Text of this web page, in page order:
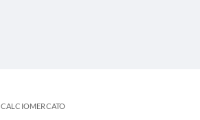
CALCIOMERCATO